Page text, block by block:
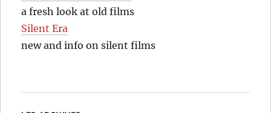
a fresh look at old films
Silent Era
new and info on silent films